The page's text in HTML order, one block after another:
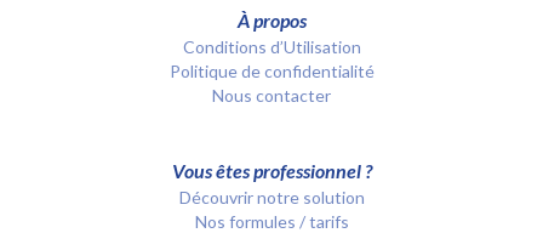
À propos
Conditions d’Utilisation
Politique de confidentialité
Nous contacter
Vous êtes professionnel ?
Découvrir notre solution
Nos formules / tarifs